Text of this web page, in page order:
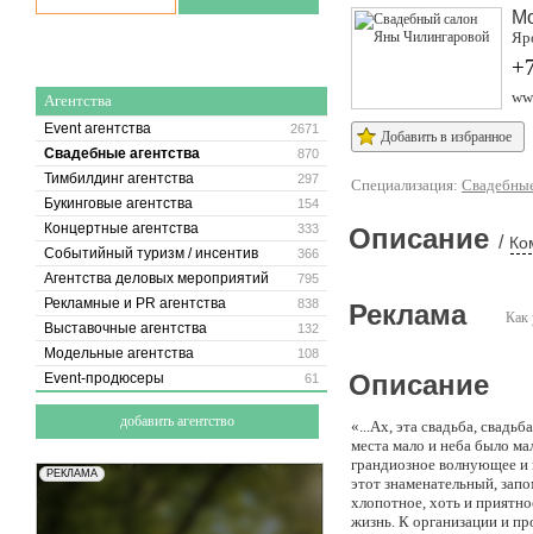
Агентства
2671
Event агентства
870
Свадебные агентства
297
Тимбилдинг агентства
154
Букинговые агентства
333
Концертные агентства
366
Событийный туризм / инсентив
795
Агентства деловых мероприятий
838
Рекламные и PR агентства
132
Выставочные агентства
108
Модельные агентства
61
Event-продюсеры
добавить агентство
Добавить в избранное
Специализация:
Описание /
Как
Реклама
Описание
«...Ах, эта свадьба,
места мало и неба было
грандиозное волнующее
этот знаменательный,
хлопотное, хоть и
жизнь. К организации и